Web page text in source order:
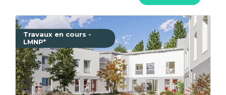
Travaux en cours -
LMNP*